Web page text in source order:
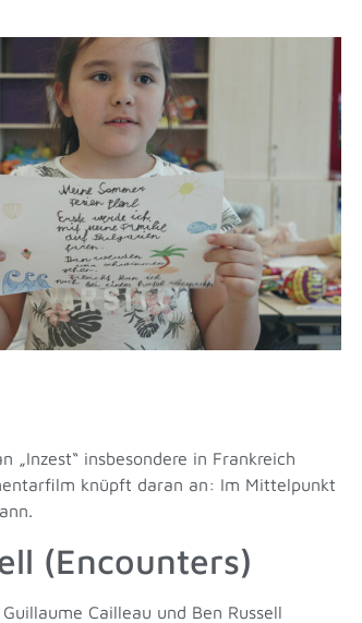
insbesondere in Frankreich
knüpft daran an: Im Mittelpunkt
(Encounters)
Cailleau und Ben Russell